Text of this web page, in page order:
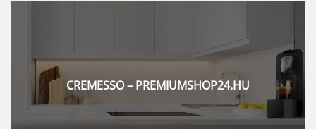
CREMESSO – PREMIUMSHOP24.HU